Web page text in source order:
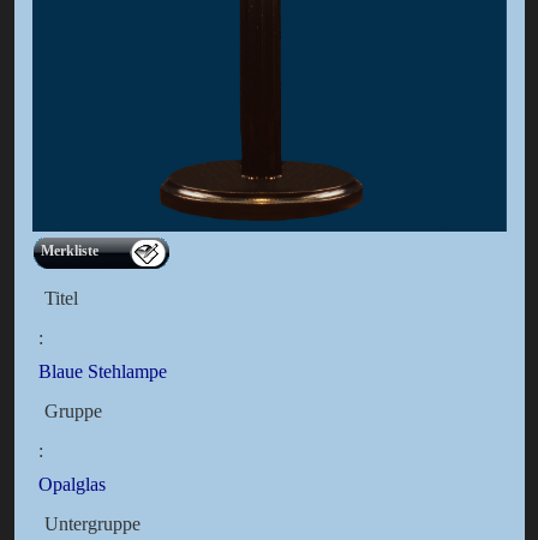
Merkliste
Titel
:
Blaue Stehlampe
Gruppe
:
Opalglas
Untergruppe